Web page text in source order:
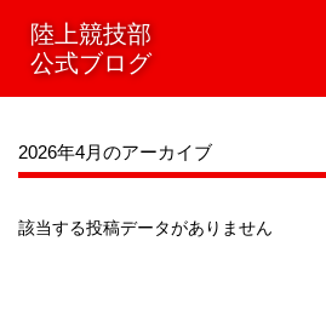
陸上競技部
公式ブログ
2026年4月のアーカイブ
該当する投稿データがありません
2021年08月
2021年07月
2021年04月
2021年03月
2020年12月2020年11月 2020年10月